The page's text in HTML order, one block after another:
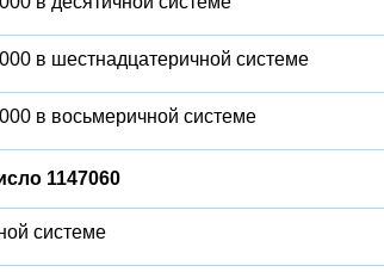
в шестнадцатеричной системе
в восьмеричной системе
1147060
системе